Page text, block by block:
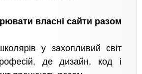
власні сайти разом
у захопливий світ
де дизайн, код і